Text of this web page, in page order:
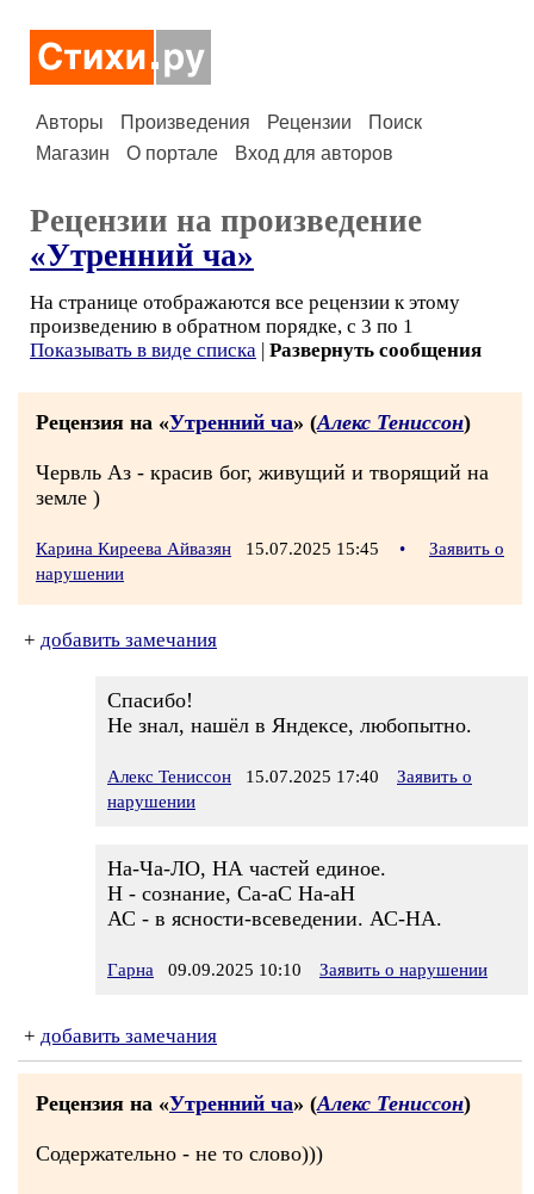
Авторы Произведения Рецензии
Поиск
Магазин
О портале Вход для авторов
Рецензии на произведение
«Утренний ча»
На странице отображаются все рецензии к этому
произведению в обратном порядке, с 3 по 1
Показывать в виде списка | Развернуть сообщения
Рецензия на «Утренний ча» (Алекс Тениссон)
Червль Аз - красив бог, живущий и творящий на
земле )
Карина Киреева Айвазян 15.07.2025 15:45 •
Заявить о
нарушении
+ добавить замечания
Спасибо!
Не знал, нашёл в Яндексе, любопытно.
Алекс Тениссон 15.07.2025 17:40
Заявить о
нарушении
На-Ча-ЛО, НА частей единое.
Н - сознание, Са-аС На-аН
АС - в ясности-всеведении. АС-НА.
Гарна 09.09.2025 10:10 Заявить о нарушении
+ добавить замечания
Рецензия на «Утренний ча» (Алекс Тениссон)
Содержательно - не то слово)))